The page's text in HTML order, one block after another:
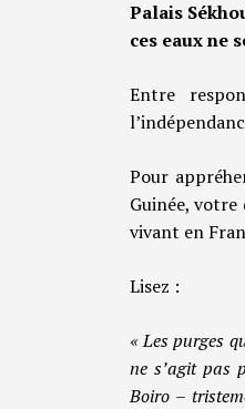
Palais
ces eaux ne
Entre
Pour
Guinée,
vivant en
Lisez :
« Les purges
ne s’agit pas
Boiro –